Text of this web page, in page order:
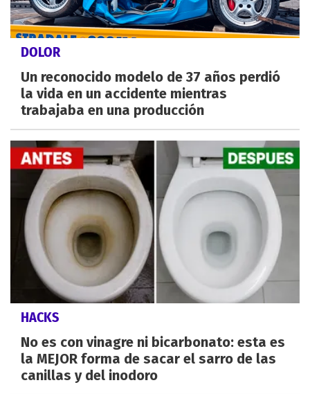
DOLOR
Un reconocido modelo de 37 años perdió
la vida en un accidente mientras
trabajaba en una producción
HACKS
No es con vinagre ni bicarbonato: esta es
la MEJOR forma de sacar el sarro de las
canillas y del inodoro